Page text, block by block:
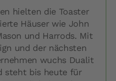
hielten die Toaster
Häuser wie John
und Harrods. Mit
und der nächsten
wuchs Dualit
steht bis heute für